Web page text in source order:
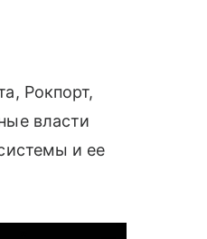
Рокпорт,
власти
и ее